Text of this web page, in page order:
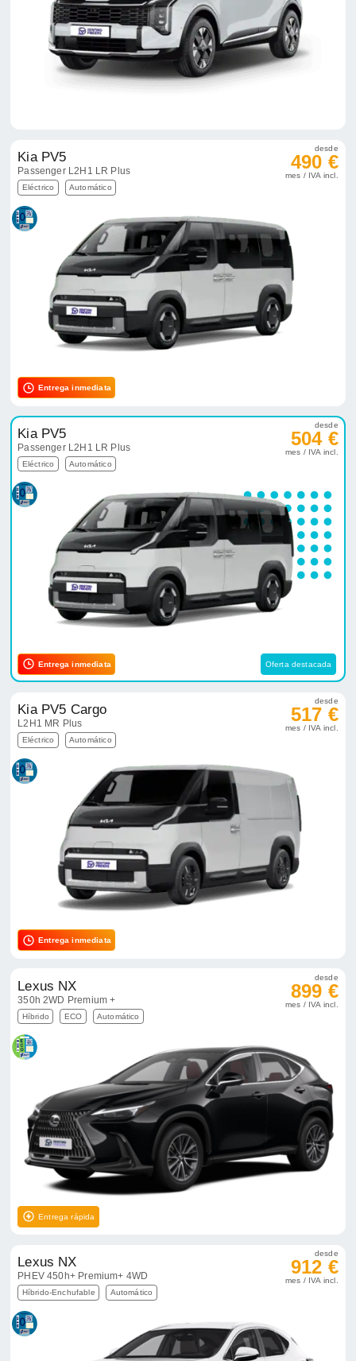
Kia PV5
Passenger L2H1 LR Plus
Eléctrico Automático
desde
490 €
mes / IVA incl.
Entrega inmediata
Kia PV5
Passenger L2H1 LR Plus
Eléctrico Automático
desde
504 €
mes / IVA incl.
Entrega inmediata Oferta destacada
Kia PV5 Cargo
L2H1 MR Plus
Eléctrico Automático
desde
517 €
mes / IVA incl.
Entrega inmediata
Lexus NX
350h 2WD Premium +
Híbrido ECO Automático
desde
899 €
mes / IVA incl.
Entrega rápida
Lexus NX
PHEV 450h+ Premium+ 4WD
Híbrido-Enchufable Automático
desde
912 €
mes / IVA incl.